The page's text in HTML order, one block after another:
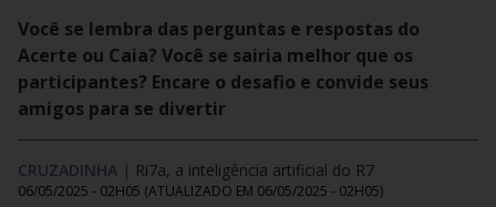
Você se lembra das perguntas e respostas do
Acerte ou Caia? Você se sairia melhor que os
participantes? Encare o desafio e convide seus
amigos para se divertir
CRUZADINHA | Ri7a, a inteligência artificial do R7
06/05/2025 - 02H05 (ATUALIZADO EM 06/05/2025 - 02H05)